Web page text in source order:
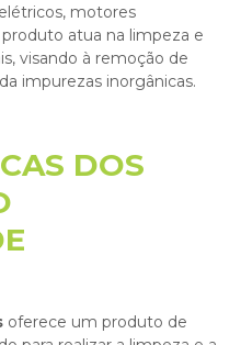
motores
atua na limpeza e
visando à remoção de
impurezas inorgânicas.
DOS
oferece um produto de